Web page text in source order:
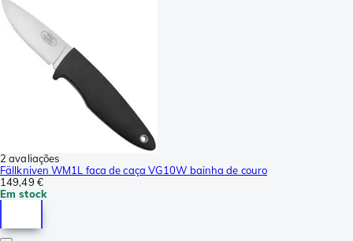
2 avaliações
Fällkniven WM1L faca de caça VG10W bainha de couro
149,49 €
Em stock